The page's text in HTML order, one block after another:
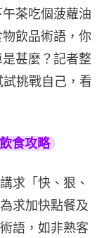
茶吃個菠蘿油
飲品術語，你
甚麼？記者整
挑戰自己，看
食攻略
求「快、狠、
求加快點餐及
語，如非熟客